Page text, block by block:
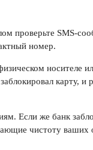
проверьте SMS-
номер.
носителе
карту, и
Если же банк
чистоту ваших